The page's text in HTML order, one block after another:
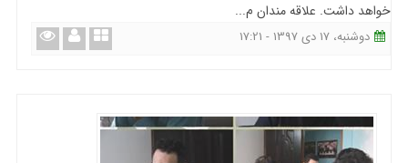
خواهد داشت. علاقه مندان م...
دوشنبه، 17 دی 1397 - 17:21